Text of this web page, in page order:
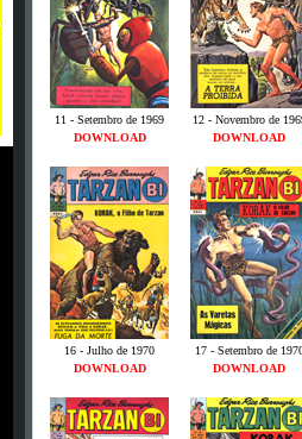
11 - Setembro de 1969
12 - Novembro de
DOWNLOAD
DOWNLOAD
16 - Julho de 1970
17 - Setembro de
DOWNLOAD
DOWNLOAD